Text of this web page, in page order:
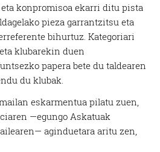
eta konpromisoa ekarri ditu pista
pieza garrantzitsu eta
bihurtuz. Kategoriari
klubarekin duen
papera bete du taldearen
du klubak.
eskarmentua pilatu zuen,
—egungo Askatuak
aginduetara aritu zen,